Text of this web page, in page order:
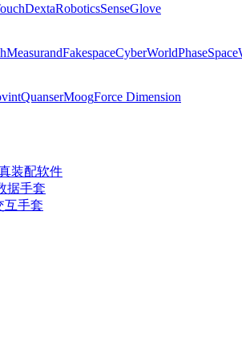
DextaRoboticsSenseGlove
MeasurandFakespaceCyberWorldPhaseSpace
QuanserMoogForce Dimension
装配软件
据手套
互手套